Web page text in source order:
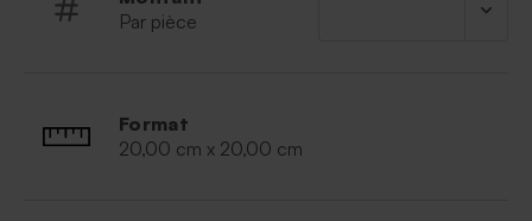
Format : 20 x 20 cm
Vendu par 6
Cordelette non fournie (fournie avec les
étiquettes nominatives)
Utilisez de préférence un sachet mica alimentaire
Par pièce
Format
20,00 cm x 20,00 cm